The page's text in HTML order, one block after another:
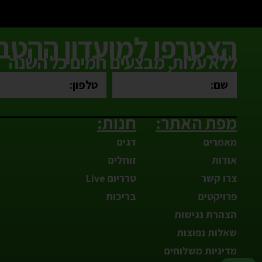
הצטרפו למועדון
ללא עלות, מבצעים חמים כל השנה
מפת האתר:
מאמרים
אודות
צרו קשר
פרויקטים
הצהרת נגישות
שאלות נפוצות
מדיניות משלוחים
חנות:
דגים
זוחלים
טרריום Live
בריכות